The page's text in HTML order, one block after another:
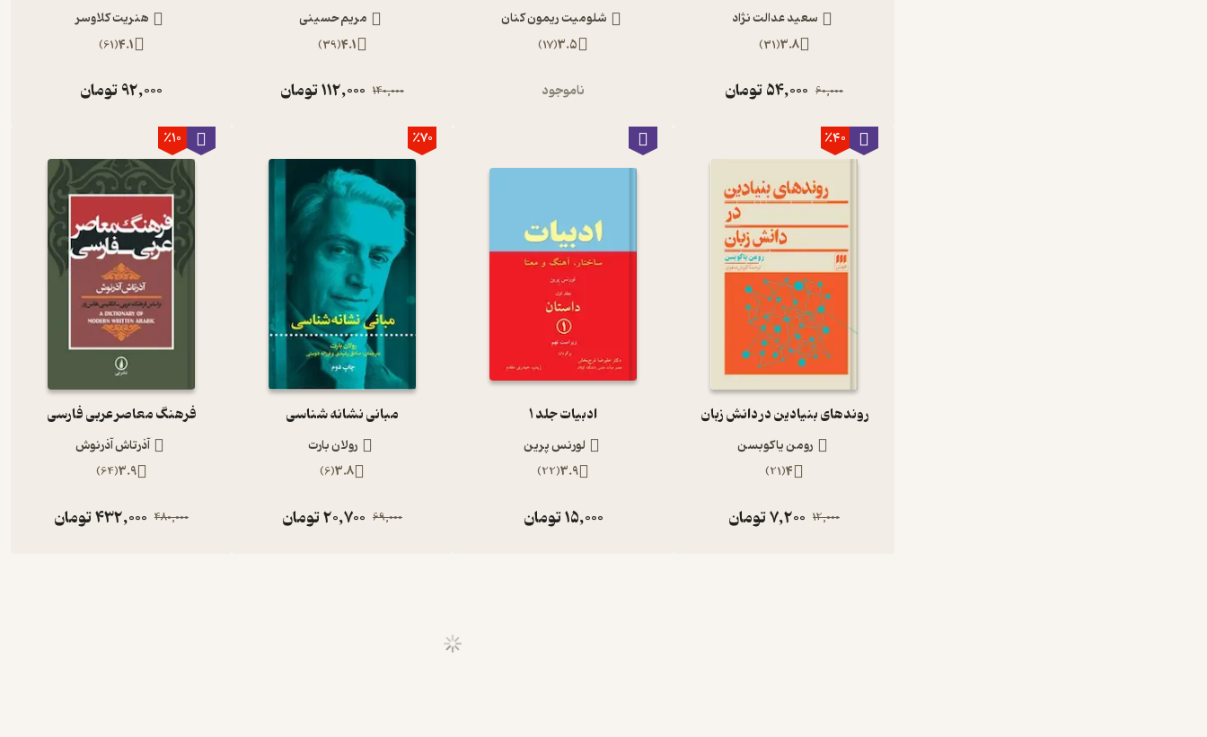
سعید عدالت نژاد
3.8
(
31
)
60,000
54,000تومان
شلومیت ریمون کنان
3.5
(
17
)
ناموجود
مریم حسینی
4.1
(
39
)
140,000
112,000تومان
هنریت کلاوسر
4.1
(
61
)
92,000تومان
٪40
روندهای بنیادین در دانش زبان
رومن یاکوبسن
4
(
21
)
12,000
7,200تومان
ادبیات جلد 1
لورنس پرین
3.9
(
22
)
15,000تومان
٪70
مبانی نشانه شناسی
رولان بارت
3.8
(
6
)
69,000
20,700تومان
٪10
فرهنگ معاصر عربی فارسی
آذرتاش آذرنوش
3.9
(
64
)
480,000
432,000تومان